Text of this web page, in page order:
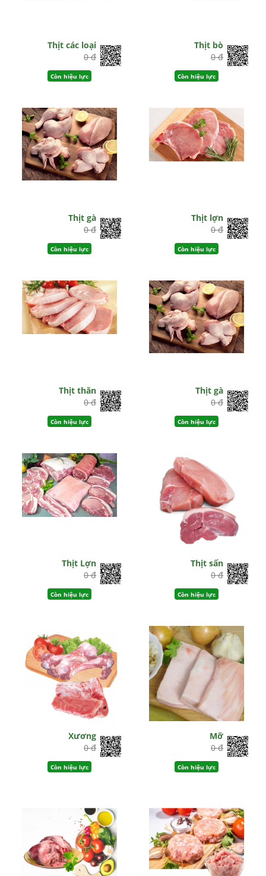
Thịt các loại
0 đ
Còn hiệu lực
Thịt bò
0 đ
Còn hiệu lực
Thịt gà
0 đ
Còn hiệu lực
Thịt lợn
0 đ
Còn hiệu lực
Thịt thăn
0 đ
Còn hiệu lực
Thịt gà
0 đ
Còn hiệu lực
Thịt Lợn
0 đ
Còn hiệu lực
Thịt sấn
0 đ
Còn hiệu lực
Xương
0 đ
Còn hiệu lực
Mỡ
0 đ
Còn hiệu lực